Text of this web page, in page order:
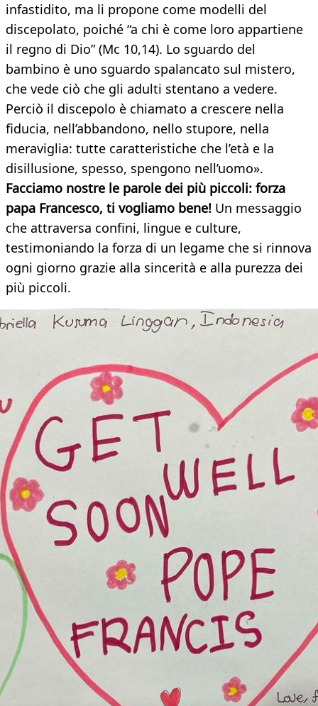
infastidito, ma li propone come modelli del
discepolato, poiché “a chi è come loro appartiene
il regno di Dio” (Mc 10,14). Lo sguardo del
bambino è uno sguardo spalancato sul mistero,
che vede ciò che gli adulti stentano a vedere.
Perciò il discepolo è chiamato a crescere nella
fiducia, nell’abbandono, nello stupore, nella
meraviglia: tutte caratteristiche che l’età e la
disillusione, spesso, spengono nell’uomo».
Facciamo nostre le parole dei più piccoli: forza
papa Francesco, ti vogliamo bene! Un messaggio
che attraversa confini, lingue e culture,
testimoniando la forza di un legame che si rinnova
ogni giorno grazie alla sincerità e alla purezza dei
più piccoli.